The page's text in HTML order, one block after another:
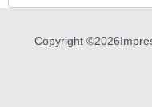
Copyright ©2026